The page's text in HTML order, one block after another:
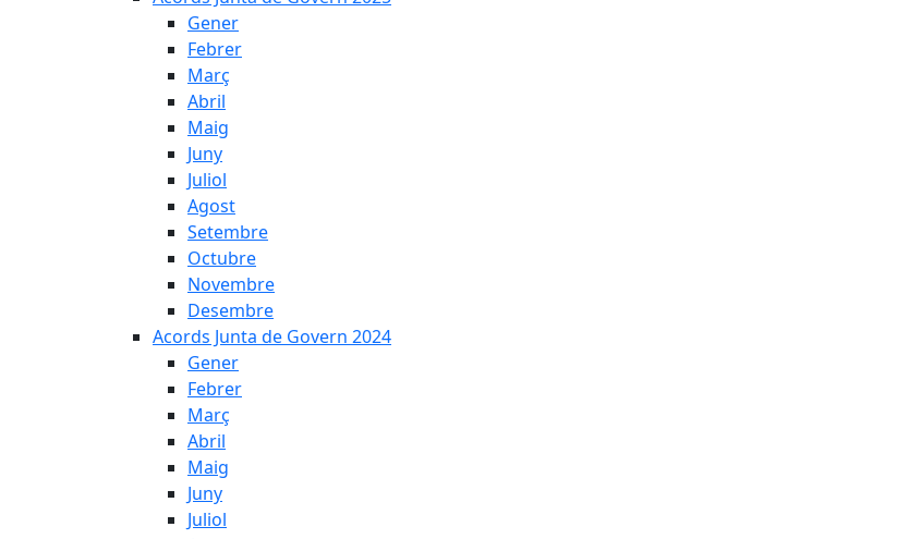
Gener
Febrer
Març
Abril
Maig
Juny
Juliol
Agost
Setembre
Octubre
Novembre
Desembre
Acords Junta de Govern 2024
Gener
Febrer
Març
Abril
Maig
Juny
Juliol